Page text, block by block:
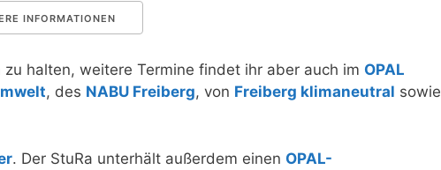
INFORMATIONEN
halten, weitere Termine findet ihr aber auch im OPAL
, des NABU Freiberg, von Freiberg klimaneutral sowie
. Der StuRa unterhält außerdem einen OPAL-